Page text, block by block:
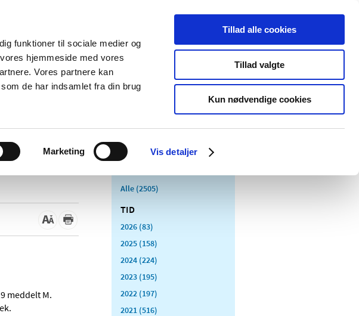
funktioner til sociale medier og
hjemmeside med vores
Vores partnere kan
de har indsamlet fra din brug
Marketing Vis detaljer
Tillad alle cookies
Tillad valgte
Kun nødvendige cookies
Om os Kontakt Udgivelser
og salg af
Medicinsk
Særlige
produktområder
meddelt M.
Alle (2505)
TID
2026 (83)
2025 (158)
2024 (224)
2023 (195)
2022 (197)
2021 (516)